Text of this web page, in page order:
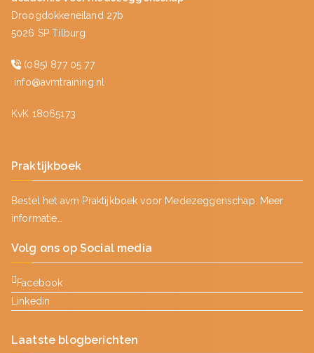
Droogdokkeneiland 27b
5026 SP Tilburg
(085) 877 05 77
info@avmtraining.nl
KvK 18065173
Praktijkboek
Bestel het avm Praktijkboek voor Medezeggenschap.
Meer
informatie…
Volg ons op Social media
Facebook
Linkedin
Laatste blogberichten